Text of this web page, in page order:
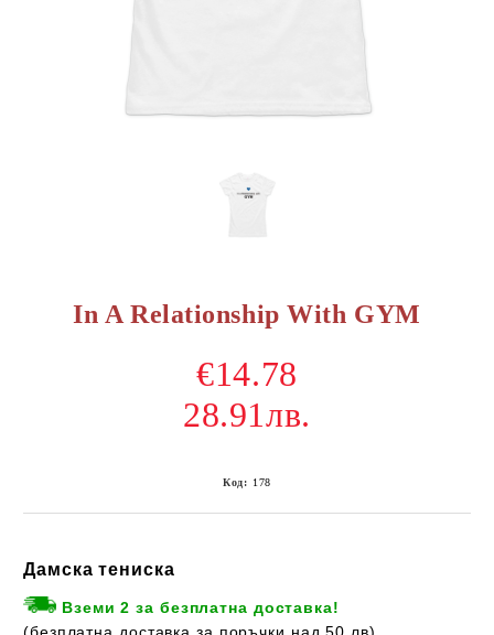
In A Relationship With GYM
€14.78
28.91лв.
Код: 178
Дамска тениска
Вземи 2 за безплатна доставка!